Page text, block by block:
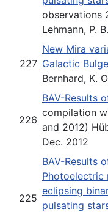
observations
Lehmann, P.
227
New Mira
Galactic
Bernhard, K.
226
BAV-Results
compilation
and 2012)
Dec. 2012
225
BAV-Results
Photoelectric
eclipsing
pulsating